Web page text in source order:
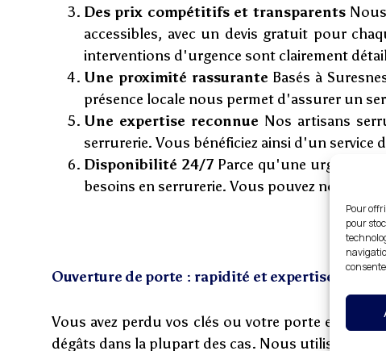
Pour
pour
Des prix compétitifs et transparentsNous
accessibles, avec un devis gratuit pour
interventions d'urgence sont clairement
Une proximité rassurante Basés à
présence locale nous permet d'assurer un
Une expertise reconnue Nos artisans
serrurerie. Vous bénéficiez ainsi d'un service
Disponibilité 24/7 Parce qu'une urgence
besoins en serrurerie. Vous pouvez nous
Ouverture de porte : rapidité et expertise
Vous avez perdu vos clés ou votre porte est
dégâts dans la plupart des cas. Nous utilisons